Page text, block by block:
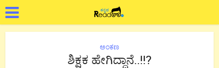
ಅಂಕಣ
ಶಿಕ್ಷಕ ಹೇಗಿದ್ದಾನೆ..!!?